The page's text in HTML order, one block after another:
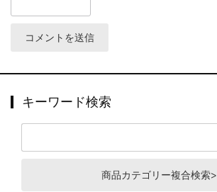
キーワード検索
商品カテゴリー複合検索>